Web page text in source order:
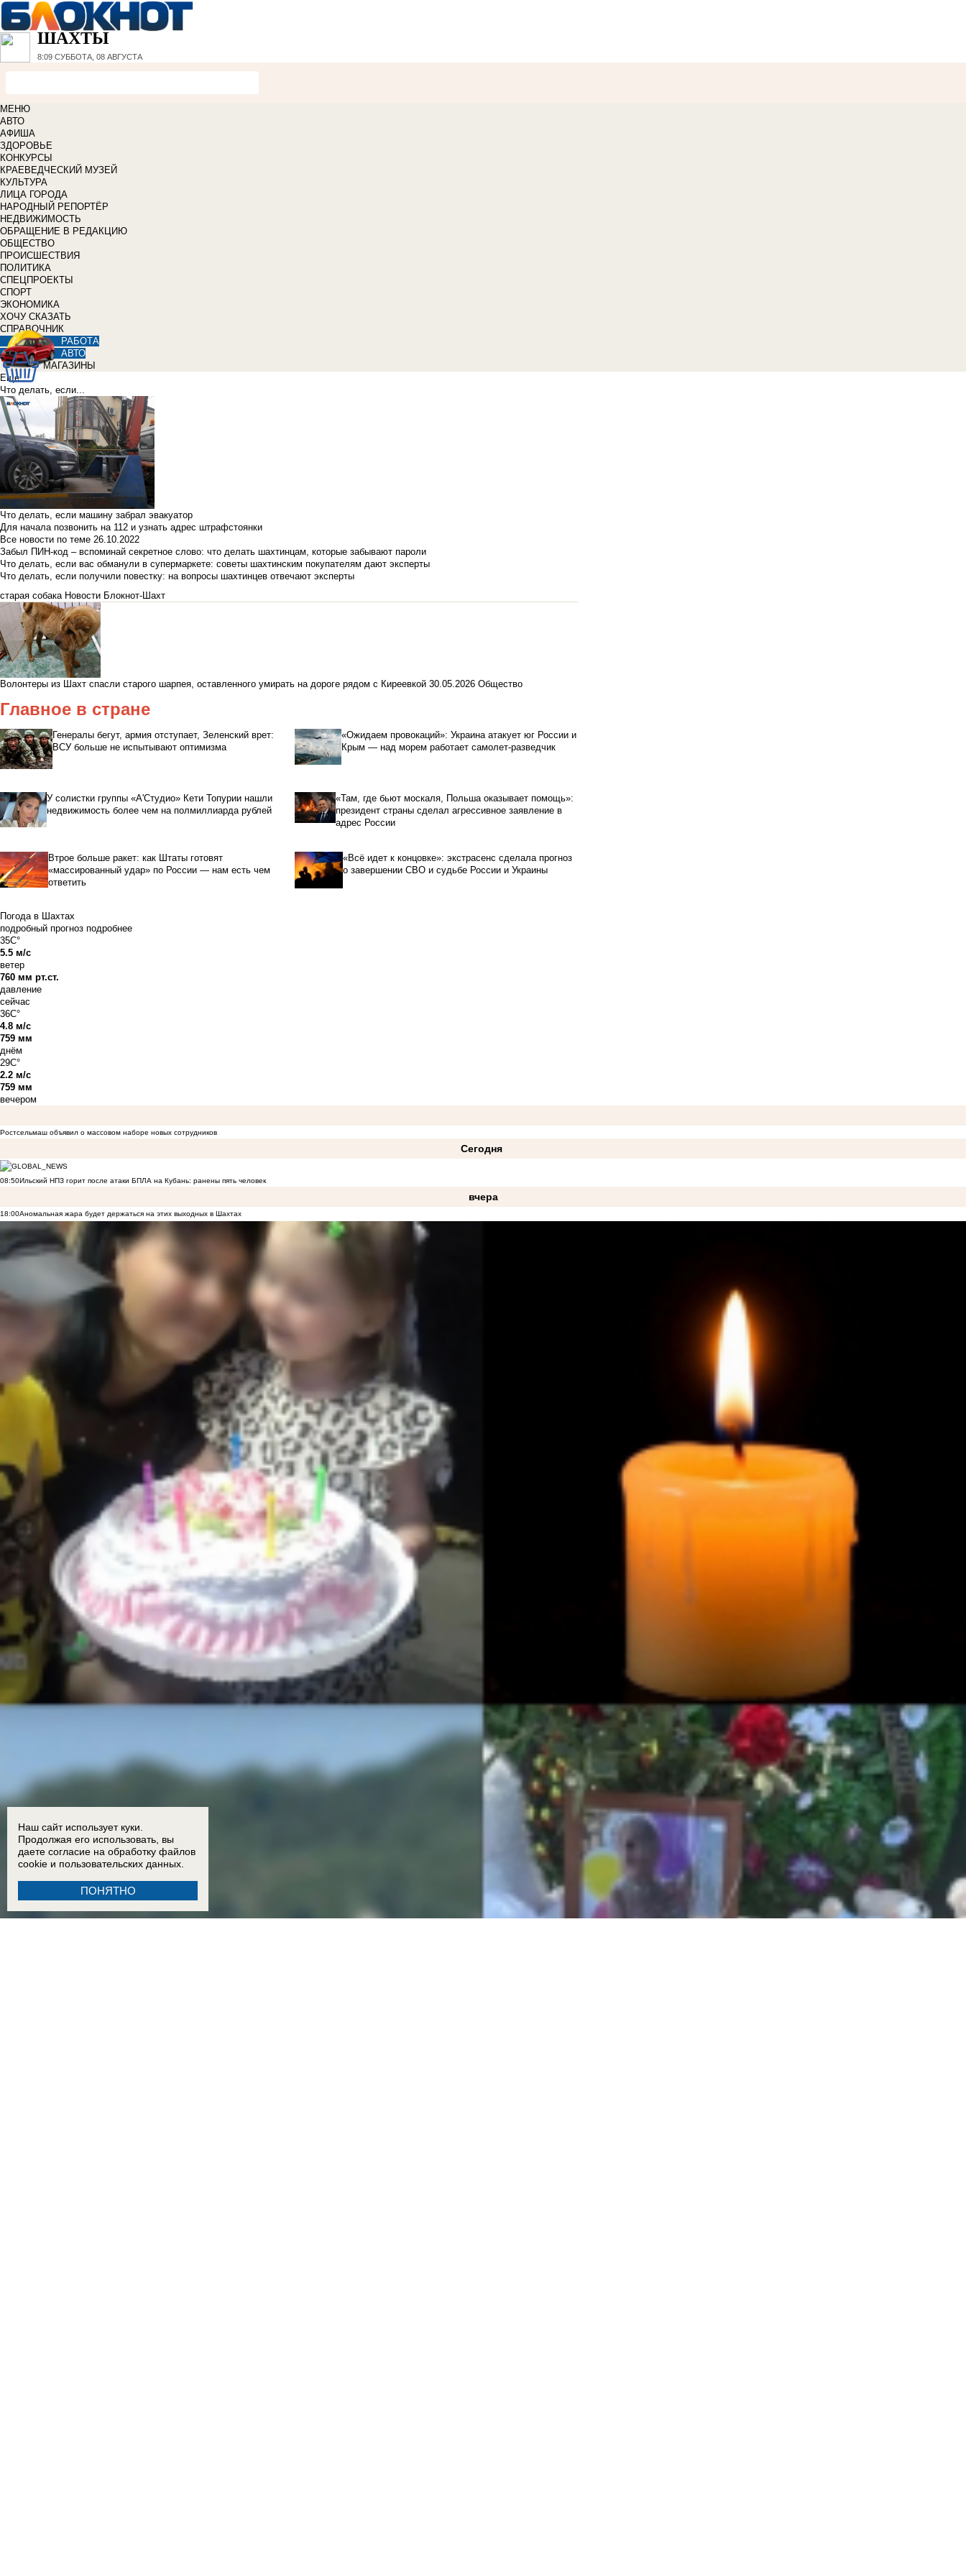
ШАХТЫ
8:09 СУББОТА, 08 АВГУСТА
МЕНЮ
АВТО
АФИША
ЗДОРОВЬЕ
КОНКУРСЫ
КРАЕВЕДЧЕСКИЙ МУЗЕЙ
КУЛЬТУРА
ЛИЦА ГОРОДА
НАРОДНЫЙ РЕПОРТЁР
НЕДВИЖИМОСТЬ
ОБРАЩЕНИЕ В РЕДАКЦИЮ
ОБЩЕСТВО
ПРОИСШЕСТВИЯ
ПОЛИТИКА
СПЕЦПРОЕКТЫ
СПОРТ
ЭКОНОМИКА
ХОЧУ СКАЗАТЬ
СПРАВОЧНИК
РАБОТА
АВТО
МАГАЗИНЫ
Еще
Что делать, если...
Что делать, если машину забрал эвакуатор
Для начала позвонить на 112 и узнать адрес штрафстоянки
Все новости по теме 26.10.2022
Забыл ПИН-код – вспоминай секретное слово: что делать шахтинцам, которые забывают пароли
Что делать, если вас обманули в супермаркете: советы шахтинским покупателям дают эксперты
Что делать, если получили повестку: на вопросы шахтинцев отвечают эксперты
старая собака Новости Блокнот-Шахт
Волонтеры из Шахт спасли старого шарпея, оставленного умирать на дороге рядом с Киреевкой 30.05.2026 Общество
Главное в стране
Генералы бегут, армия отступает, Зеленский врет:
ВСУ больше не испытывают оптимизма
«Ожидаем провокаций»: Украина атакует юг России и
Крым — над морем работает самолет-разведчик
У солистки группы «А'Студио» Кети Топурии нашли
недвижимость более чем на полмиллиарда рублей
«Там, где бьют москаля, Польша оказывает помощь»:
президент страны сделал агрессивное заявление в
адрес России
Втрое больше ракет: как Штаты готовят
«массированный удар» по России — нам есть чем
ответить
«Всё идет к концовке»: экстрасенс сделала прогноз
о завершении СВО и судьбе России и Украины
Погода в Шахтах
подробный прогноз подробнее
35C°
5.5 м/с
ветер
760 мм рт.ст.
давление
сейчас
36C°
4.8 м/с
759 мм
днём
29C°
2.2 м/с
759 мм
вечером
Ростсельмаш объявил о массовом наборе новых сотрудников
Сегодня
08:50Ильский НПЗ горит после атаки БПЛА на Кубань: ранены пять человек
вчера
18:00Аномальная жара будет держаться на этих выходных в Шахтах
Наш сайт использует куки.
Продолжая его использовать, вы
даете согласие на обработку файлов
cookie и пользовательских данных.
ПОНЯТНО